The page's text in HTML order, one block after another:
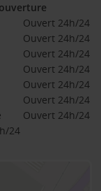
Ouvert 24h/24
Ouvert 24h/24
Ouvert 24h/24
Ouvert 24h/24
Ouvert 24h/24
Ouvert 24h/24
Ouvert 24h/24
24